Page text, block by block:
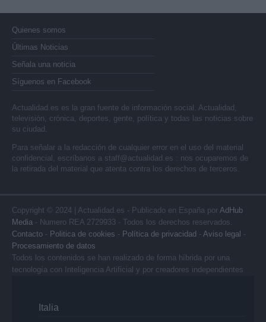
Quienes somos
Últimas Noticias
Señala una noticia
Síguenos en Facebook
Actualidad.es es la gran fuente de información social. Actualidad,
televisión, crónica, deportes, gente, política y todas las noticias sobre
su ciudad.
Para señalar a la redacción de cualquier error en el uso del material
confidencial, escríbanos a staff@actualidad.es : nos ocuparemos de
la retirada del material que atenta contra los derechos de terceros.
Copyright © 2024 | Actualidad.es - Publicado en España por AdHub
Media - Numero REA 2729933 - Todos los derechos reservados.
Contacto - Politica de cookies - Política de privacidad - Aviso legal -
Procesamiento de datos
Todos los contenidos se han realizado de forma híbrida por una
tecnología con Inteligencia Artificial y por creadores independientes
Italia